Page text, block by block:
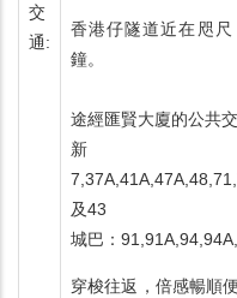
交
通:
香港仔隧道近在咫
鐘。
途經匯賢大廈的公共
及43
城巴：
穿梭往返，倍感暢順